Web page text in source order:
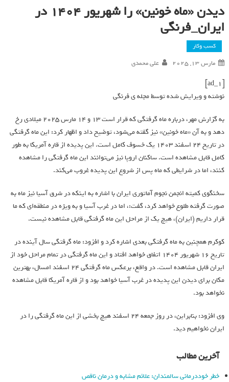
دیدن «ماه خونین» را شهریور ۱۴۰۴ در
ایران_فرنگی
کسب وکار
مارس 13, 2025 علی محمدی
[ad_1]
نوشته و ویرایش شده توسط مجله ی فرنگی
به گزارش مهر، درباره ماه گرفتگی که قرار است ۱۳ و ۱۴ مارس ۲۰۲۵ میلادی رخ
دهد و به آن «ماه خونین» نیز گفته می‌شود، توضیح داد و اظهار کرد: این ماه گرفتگی
در تاریخ ۲۴ اسفند ۱۴۰۳ یک خسوف کامل است. این پدیده از قاره آمریکا به طور
کامل قابل مشاهده است. ساکنان اروپا نیز می‌توانند این ماه گرفتگی را مشاهده
کنند، اما در شرایطی که ماه پس از شروع این پدیده غروب می‌کند.
سخنگوی کمیته انجمن نجوم آماتوری ایران با اشاره به اینکه در شرق آسیا نیز ماه به
صورت گرفته طلوع خواهد کرد، گفت:، اما در غرب آسیا و به ویژه در منطقه‌ای که ما
قرار داریم (ایران)، هیچ یک از مراحل این ماه گرفتگی قابل مشاهده نیست.
کوکرم همچنین به ماه گرفتگی بعدی اشاره کرد و افزود: ماه گرفتگی سال آینده در
تاریخ ۱۶ شهریور ۱۴۰۴ اتفاق خواهد افتاد و این ماه گرفتگی در تمام مراحل خود از
ایران قابل مشاهده است. در واقع، برعکس ماه گرفتگی ۲۴ اسفند امسال، بهترین
مکان برای دیدن این پدیده در غرب آسیا خواهد بود و از قاره آمریکا قابل مشاهده
نخواهد بود.
وی افزود: بنابراین، در روز جمعه ۲۴ اسفند هیچ بخشی از این ماه گرفتگی را در
ایران نخواهیم دید.
آخرین مطالب
خطر خوددرمانی سالمندان: علائم مشابه و درمان ناقص